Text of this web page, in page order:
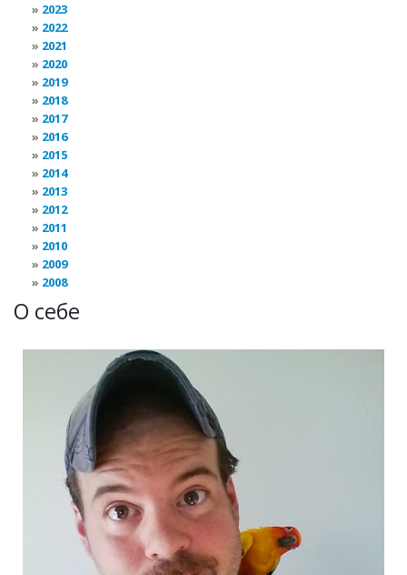
2023
2022
2021
2020
2019
2018
2017
2016
2015
2014
2013
2012
2011
2010
2009
2008
О себе